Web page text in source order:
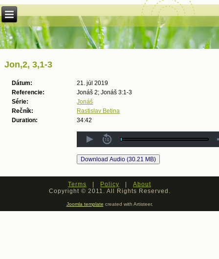
Jon,2, 3,1-3
Dátum:
21. júl 2019
Referencie:
Jonáš 2; Jonáš 3:1-3
Série:
Jonáš
Rečník:
Rastislav Betina
Duration:
34:42
Terms | Policy | About
Copyright © 2011. All Rights Reserved.
Joomla template created with Artisteer.